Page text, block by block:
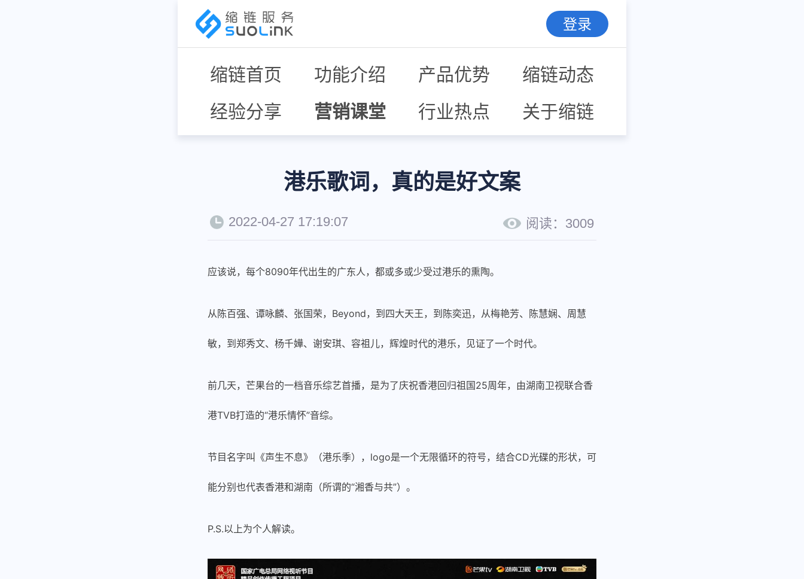
登录
缩链首页 功能介绍 产品优势
缩链动态
经验分享
营销课堂 行业热点 关于缩链
港乐歌词，真的是好文案
2022-04-27 17:19:07 阅读： 3009
应该说，每个8090年代出生的广东人，都或多或少受过港乐的熏陶。
从陈百强、谭咏麟、张国荣，Beyond，到四大天王，到陈奕迅，从梅艳芳、陈慧娴、周慧
敏，到郑秀文、杨千嬅、谢安琪、容祖儿，辉煌时代的港乐，见证了一个时代。
前几天，芒果台的一档音乐综艺首播，是为了庆祝香港回归祖国25周年，由湖南卫视联合香
港TVB打造的“港乐情怀”音综。
节目名字叫《声生不息》（港乐季），logo是一个无限循环的符号，结合CD光碟的形状，可
能分别也代表香港和湖南（所谓的“湘香与共”）。
P.S.以上为个人解读。